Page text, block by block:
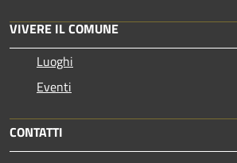
VIVERE IL COMUNE
Luoghi
Eventi
CONTATTI